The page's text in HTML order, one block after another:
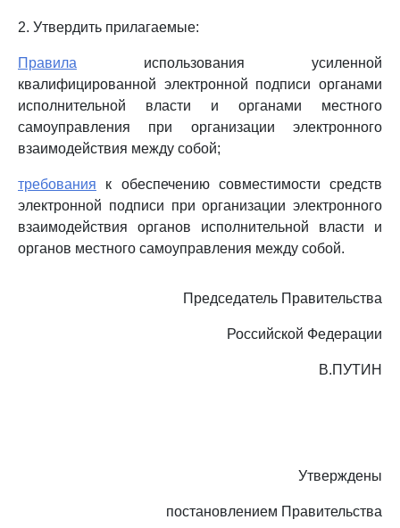
2. Утвердить прилагаемые:
Правила использования усиленной
квалифицированной электронной подписи органами
исполнительной власти и органами местного
самоуправления при организации электронного
взаимодействия между собой;
требования к обеспечению совместимости средств
электронной подписи при организации электронного
взаимодействия органов исполнительной власти и
органов местного самоуправления между собой.
Председатель Правительства
Российской Федерации
В.ПУТИН
Утверждены
постановлением Правительства